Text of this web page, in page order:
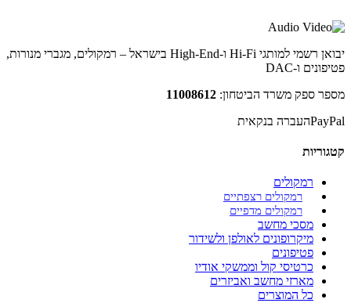
יבואן רשמי למותגי Hi-Fi ו-High-End בישראל – רמקולים, מגברי מנורות,
פטיפונים ו-DAC
מספר ספק משרד הביטחון: 11008612
PayPalהעברה בנקאית
קטגוריות
רמקולים
רמקולים רצפתיים
רמקולים מדפיים
מסכי מחשב
מיקרופונים לאולפן ולשידור
פטיפונים
כרטיסי קול וממשקי אודיו
מארזי מחשב ואביזרים
כל המוצרים